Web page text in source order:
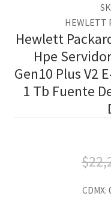
HEWLETT
Hewlett
Hpe
Gen10 Plus V2
1 Tb Fuente
$
CDMX: